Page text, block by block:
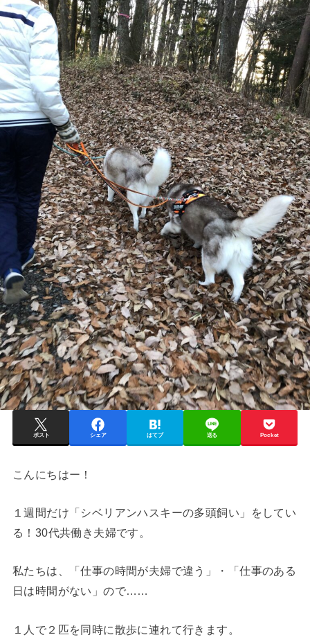
ポスト シェア はてブ 送る Pocket
こんにちはー！
１週間だけ「シベリアンハスキーの多頭飼い」をしてい
る！30代共働き夫婦です。
私たちは、「仕事の時間が夫婦で違う」・「仕事のある
日は時間がない」ので……
１人で２匹を同時に散歩に連れて行きます。